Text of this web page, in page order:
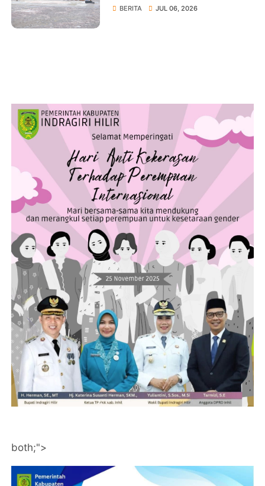
Pelayanan Publik
BERITA JUL 06, 2026
both;">